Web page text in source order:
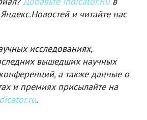
и читайте нас
исследованиях,
вышедших научных
а также данные о
и премиях присылайте на
.